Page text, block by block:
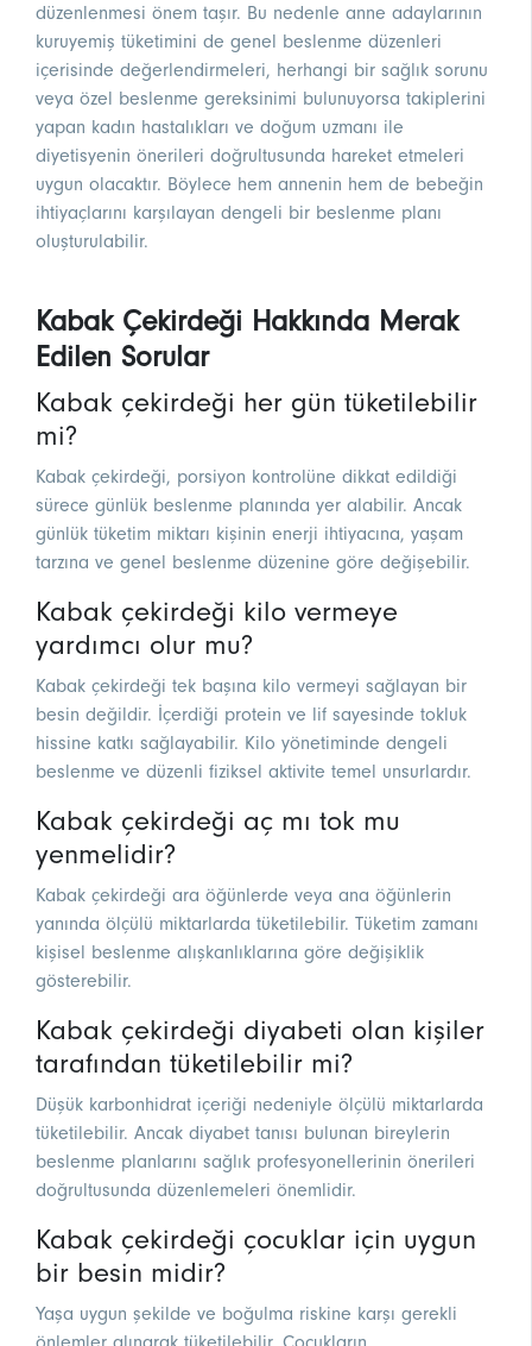
düzenlenmesi önem taşır. Bu nedenle anne adaylarının
kuruyemiş tüketimini de genel beslenme düzenleri
içerisinde değerlendirmeleri, herhangi bir sağlık sorunu
veya özel beslenme gereksinimi bulunuyorsa takiplerini
yapan kadın hastalıkları ve doğum uzmanı ile
diyetisyenin önerileri doğrultusunda hareket etmeleri
uygun olacaktır. Böylece hem annenin hem de bebeğin
ihtiyaçlarını karşılayan dengeli bir beslenme planı
oluşturulabilir.
Kabak Çekirdeği Hakkında Merak
Edilen Sorular
Kabak çekirdeği her gün tüketilebilir
mi?
Kabak çekirdeği, porsiyon kontrolüne dikkat edildiği
sürece günlük beslenme planında yer alabilir. Ancak
günlük tüketim miktarı kişinin enerji ihtiyacına, yaşam
tarzına ve genel beslenme düzenine göre değişebilir.
Kabak çekirdeği kilo vermeye
yardımcı olur mu?
Kabak çekirdeği tek başına kilo vermeyi sağlayan bir
besin değildir. İçerdiği protein ve lif sayesinde tokluk
hissine katkı sağlayabilir. Kilo yönetiminde dengeli
beslenme ve düzenli fiziksel aktivite temel unsurlardır.
Kabak çekirdeği aç mı tok mu
yenmelidir?
Kabak çekirdeği ara öğünlerde veya ana öğünlerin
yanında ölçülü miktarlarda tüketilebilir. Tüketim zamanı
kişisel beslenme alışkanlıklarına göre değişiklik
gösterebilir.
Kabak çekirdeği diyabeti olan kişiler
tarafından tüketilebilir mi?
Düşük karbonhidrat içeriği nedeniyle ölçülü miktarlarda
tüketilebilir. Ancak diyabet tanısı bulunan bireylerin
beslenme planlarını sağlık profesyonellerinin önerileri
doğrultusunda düzenlemeleri önemlidir.
Kabak çekirdeği çocuklar için uygun
bir besin midir?
Yaşa uygun şekilde ve boğulma riskine karşı gerekli